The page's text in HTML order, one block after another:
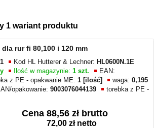
1 wariant produktu
rur fi 80,100 i 120 mm
Kod HL Hutterer & Lechner: HL0600N.1E
Ilość w magazynie:1 szt.
EAN:
z PE - opakwanie ME:1 [ilość] waga:0,195
opakowanie:9003076044139
torebka z PE -
Cena 88,56 zł brutto
72,00 zł netto